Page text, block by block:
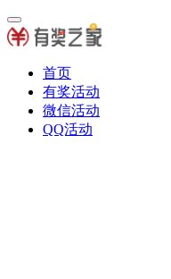
首页
有奖活动
微信活动
QQ活动